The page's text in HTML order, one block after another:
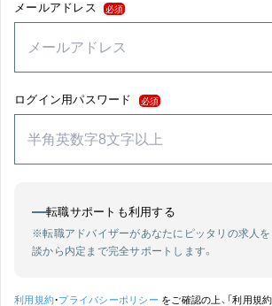
メールアドレス 必須
ログイン用パスワード 必須
転職サポートも利用する
※転職アドバイザーがあなたにピッタリの求人を
談から内定まで完全サポートします。
利用規約・プライバシーポリシー をご確認の上、「利用規